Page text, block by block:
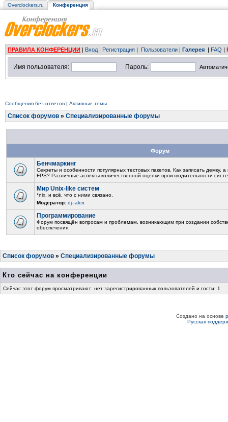
Overclockers.ru Конференция
ПРАВИЛА КОНФЕРЕНЦИИ | Вход | Регистрация | Пользователи | Галерея | FAQ |
Имя пользователя: Пароль:
Сообщения без ответов | Активные темы
Список форумов » Специализированные форумы
Форум
Бенчмаркинг
Секреты и особенности популярных тестовых пакетов. Как записать демку,
FPS? Различные аспекты количественной оценки производительности
Мир Unix-like систем
*nix, и всё, что с ними связано.
Модератор: dj--alex
Программирование
Форум посвящён вопросам и проблемам, возникающим при создании
обеспечения.
Список форумов » Специализированные форумы
Кто сейчас на конференции
Сейчас этот форум просматривают: нет зарегистрированных пользователей и гости: 1
Создано на основе
Русская